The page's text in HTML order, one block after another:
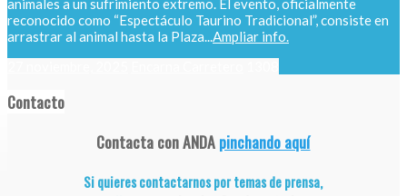
animales a un sufrimiento extremo. El evento, oficialmente
reconocido como “Espectáculo Taurino Tradicional”, consiste en
arrastrar al animal hasta la Plaza...Ampliar info.
Contacto
Contacta con ANDApinchando aquí
Si quieres contactarnos por temas de prensa,